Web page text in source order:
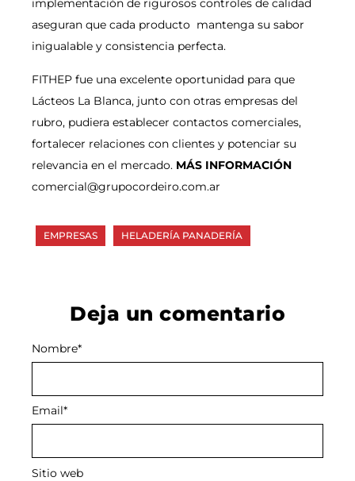
implementación de rigurosos controles de calidad
aseguran que cada producto mantenga su sabor
inigualable y consistencia perfecta.
FITHEP fue una excelente oportunidad para que
Lácteos La Blanca, junto con otras empresas del
rubro, pudiera establecer contactos comerciales,
fortalecer relaciones con clientes y potenciar su
relevancia en el mercado. MÁS INFORMACIÓN
comercial@grupocordeiro.com.ar
EMPRESAS HELADERÍA PANADERÍA
Deja un comentario
Nombre*
Email*
Sitio web
Alternative: